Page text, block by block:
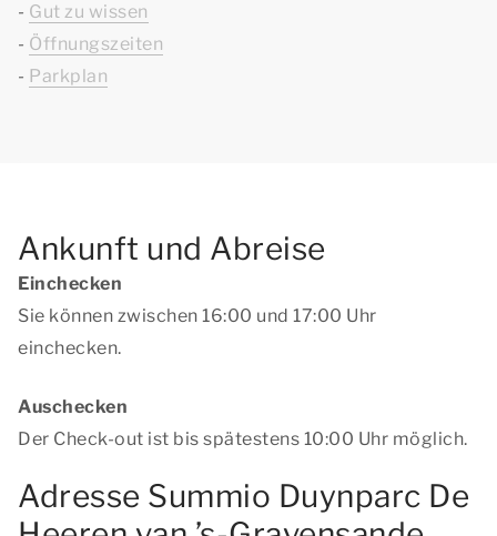
- Gut zu wissen
- Öffnungszeiten
- Parkplan
Ankunft und Abreise
Einchecken
Sie können zwischen 16:00 und 17:00 Uhr
einchecken.
Auschecken
Der Check-out ist bis spätestens 10:00 Uhr möglich.
Adresse Summio Duynparc De